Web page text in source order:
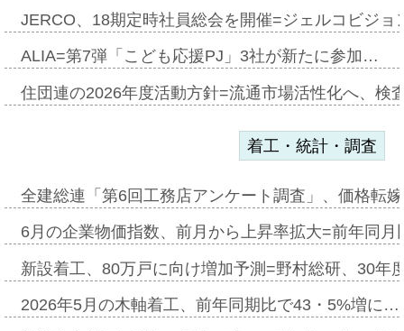
JERCO、18期定時社員総会を開催=ジェルコビジ
ALIA=第7弾「こども応援PJ」3社が新たに参加…
住団連の2026年度活動方針=流通市場活性化へ、検
着工・統計・調査
全建総連「第6回工務店アンケート調査」、価格転
6月の企業物価指数、前月から上昇率拡大=前年同
新設着工、80万戸に向け増加予測=野村総研、30年
2026年5月の木軸着工、前年同期比で43・5%増に…